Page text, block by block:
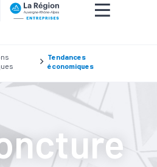
Tendances
économiques